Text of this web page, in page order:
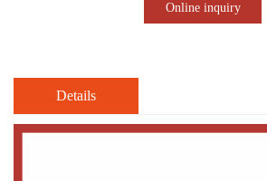
Online inquiry
Details